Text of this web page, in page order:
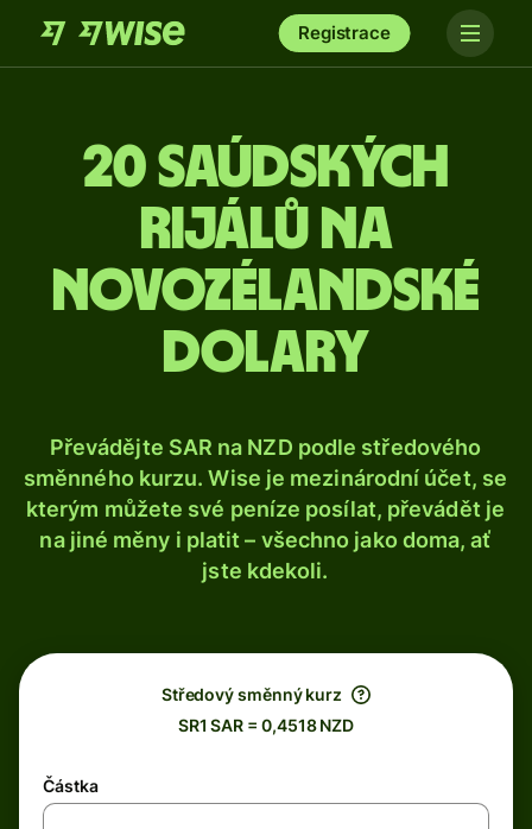
Registrace
20 saúdských
rijálů na
novozélandské
dolary
Převádějte SAR na NZD podle středového
směnného kurzu. Wise je mezinárodní účet, se
kterým můžete své peníze posílat, převádět je
na jiné měny i platit – všechno jako doma, ať
jste kdekoli.
Středový směnný kurz
SR1 SAR = 0,4518 NZD
Částka